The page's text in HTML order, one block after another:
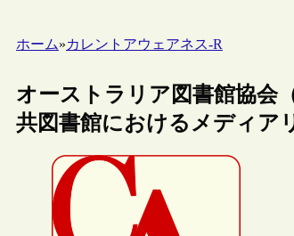
ホーム»カレントアウェアネス-R
オーストラリア図書館協会
共図書館におけるメディア